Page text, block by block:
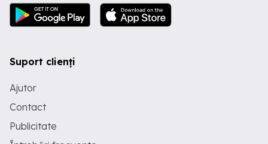
Suport clienți
Ajutor
Contact
Publicitate